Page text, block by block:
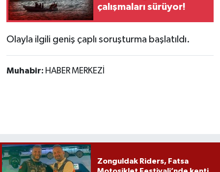
çalışmaları sürüyor!
Olayla ilgili geniş çaplı soruşturma başlatıldı.
Muhabir: HABER MERKEZİ
Zonguldak Riders, Fatsa